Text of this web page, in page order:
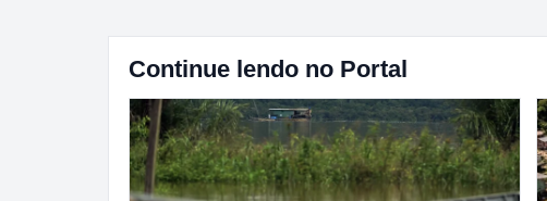
Continue lendo no Portal